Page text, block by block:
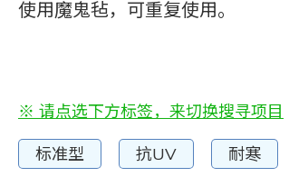
使用魔鬼毡，可重复使用。
※ 请点选下方标签，来切换搜寻项目
标准型 抗UV 耐寒